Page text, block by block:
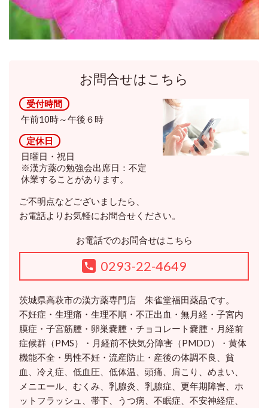
お問合せはこちら
受付時間
午前10時～午後６時
定休日
日曜日・祝日
※漢方薬の勉強会出席日：不定
休業することがあります。
ご不明点などございましたら、
お電話よりお気軽にお問合せください。
お電話でのお問合せはこちら
0293-22-4649
茨城県高萩市の漢方薬専門店 朱雀堂福田薬品です。
不妊症・生理痛・生理不順・不正出血・無月経・子宮内
膜症・子宮筋腫・卵巣嚢腫・チョコレート嚢腫・月経前
症候群（PMS）・月経前不快気分障害（PMDD）・黄体
機能不全・男性不妊・流産防止・産後の体調不良、貧
血、冷え症、低血圧、低体温、頭痛、肩こり、めまい、
メニエール、むくみ、乳腺炎、乳腺症、更年期障害、ホ
ットフラッシュ、帯下、うつ病、不眠症、不安神経症、